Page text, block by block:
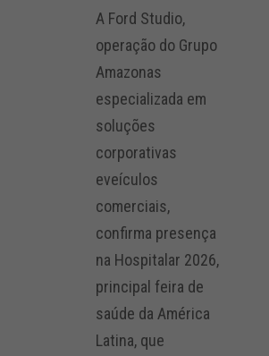
A Ford Studio,
operação do Grupo
Amazonas
especializada em
soluções
corporativas
eveículos
comerciais,
confirma presença
na Hospitalar 2026,
principal feira de
saúde da América
Latina, que